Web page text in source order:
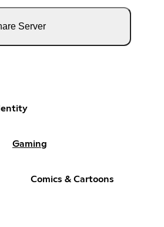
Server
Gaming
Comics & Cartoons